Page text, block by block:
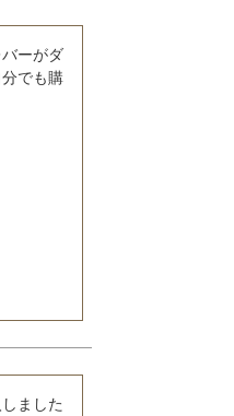
ーがダ
でも購
ました